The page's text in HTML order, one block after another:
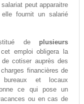
peut apparaitre
fournit un salarié
de plusieurs
emploi obligera la
cotiser auprès des
financières de
bureaux et locaux
ce qui pose un
ou en cas de